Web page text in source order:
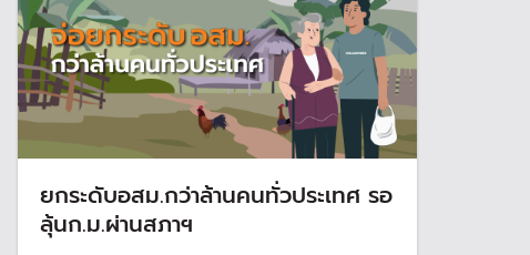
ยกระดับอสม.กว่าล้านคนทั่วประเทศ รอ
ลุ้นก.ม.ผ่านสภาฯ